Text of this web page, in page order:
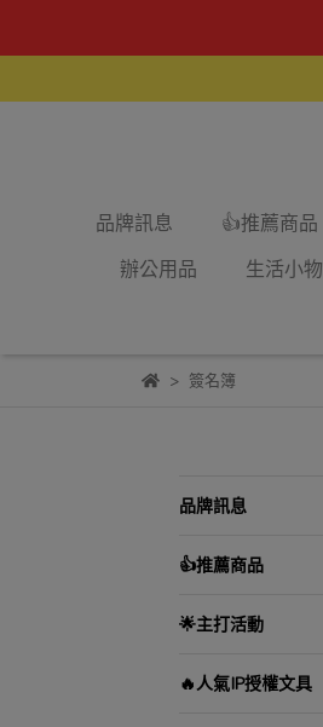
品牌訊息 👍推薦商品
辦公用品
生活小物
簽名簿
品牌訊息
👍推薦商品
🌟主打活動
🔥人氣IP授權文具